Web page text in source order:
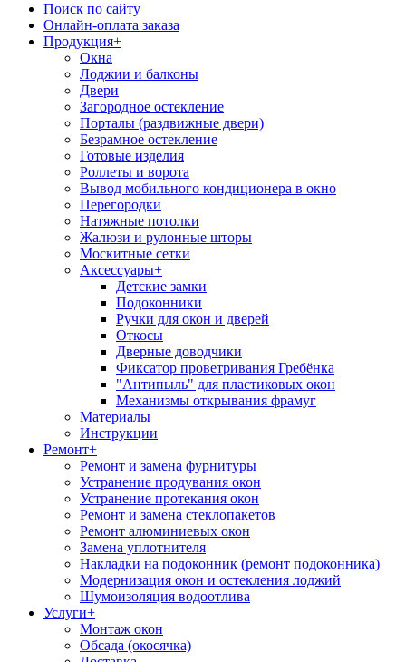
Поиск по сайту
Онлайн-оплата заказа
Продукция+
Окна
Лоджии и балконы
Двери
Загородное остекление
Порталы (раздвижные двери)
Безрамное остекление
Готовые изделия
Роллеты и ворота
Вывод мобильного кондиционера в окно
Перегородки
Натяжные потолки
Жалюзи и рулонные шторы
Москитные сетки
Аксессуары+
Детские замки
Подоконники
Ручки для окон и дверей
Откосы
Дверные доводчики
Фиксатор проветривания Гребёнка
"Антипыль" для пластиковых окон
Механизмы открывания фрамуг
Материалы
Инструкции
Ремонт+
Ремонт и замена фурнитуры
Устранение продувания окон
Устранение протекания окон
Ремонт и замена стеклопакетов
Ремонт алюминиевых окон
Замена уплотнителя
Накладки на подоконник (ремонт подоконника)
Модернизация окон и остекления лоджий
Шумоизоляция водоотлива
Услуги+
Монтаж окон
Обсада (окосячка)